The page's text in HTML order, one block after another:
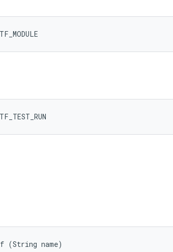
TF_MODULE
TF_TEST_RUN
(String name)